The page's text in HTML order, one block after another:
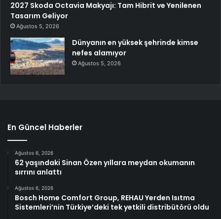
2027 Skoda Octavia Makyajı: Tam Hibrit ve Yenilenen
Tasarım Geliyor
Ağustos 5, 2026
Dünyanın en yüksek şehrinde kimse
nefes alamıyor
Ağustos 5, 2026
En Güncel Haberler
Ağustos 6, 2026
62 yaşındaki Sinan Özen yıllara meydan okumanın
sırrını anlattı
Ağustos 6, 2026
Bosch Home Comfort Group, REHAU Yerden Isıtma
Sistemleri’nin Türkiye’deki tek yetkili distribütörü oldu